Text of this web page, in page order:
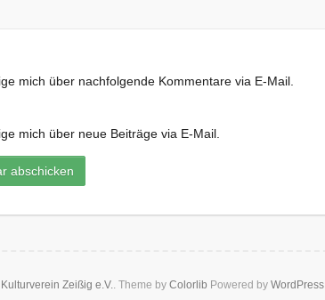
mich über nachfolgende Kommentare via E-Mail.
mich über neue Beiträge via E-Mail.
Kulturverein Zeißig e.V.. Theme by Colorlib Powered by WordPress